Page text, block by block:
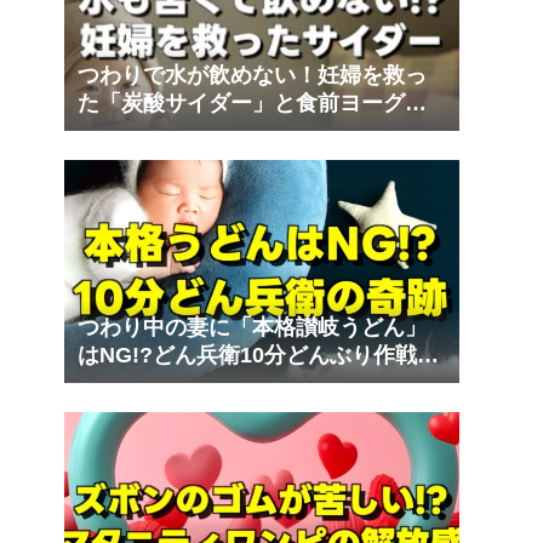
つわりで水が飲めない！妊婦を救っ
た「炭酸サイダー」と食前ヨーグル
ト｜夫の妊娠体験記⑨
つわり中の妻に「本格讃岐うどん」
はNG!?どん兵衛10分どんぶり作戦の
奇跡｜夫の妊娠体験記⑧